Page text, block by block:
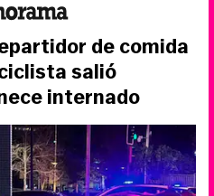
de comida
salió
internado